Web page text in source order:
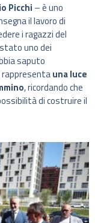
Picchi – è uno
il lavoro di
i ragazzi del
uno dei
saputo
rappresentauna luce
, ricordando che
di costruire il